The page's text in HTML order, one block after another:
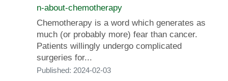
n-about-chemotherapy
Chemotherapy is a word which generates as
much (or probably more) fear than cancer.
Patients willingly undergo complicated
surgeries for...
Published: 2024-02-03